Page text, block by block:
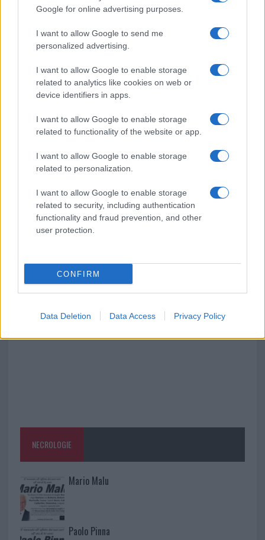
Google for online advertising purposes.
I want to allow Google to send me
personalized advertising.
I want to allow Google to enable storage
related to analytics like cookies on web or
device identifiers in apps.
I want to allow Google to enable storage
related to functionality of the website or app.
I want to allow Google to enable storage
related to personalization.
I want to allow Google to enable storage
related to security, including authentication
functionality and fraud prevention, and other
user protection.
CONFIRM
Data Deletion Data Access Privacy Policy
Calangianus, dopo le polemiche il centro
accoglienza minori chiude
Olbia, divieto di sosta contro spaccio e degrado:
esplode la protesta
Pausa caffè impeccabile: come scegliere la
Monte Pino, la fine di un lungo dolore: storia e
rinascita della strada che segnò la Gallura
Raid nelle campagne di Berchidda, rischio per
Monte Pino, via i cancelli del cantiere: la Gallura
ritrova la strada
NECROLOGIE
Mario Malu
Paolo Pinna